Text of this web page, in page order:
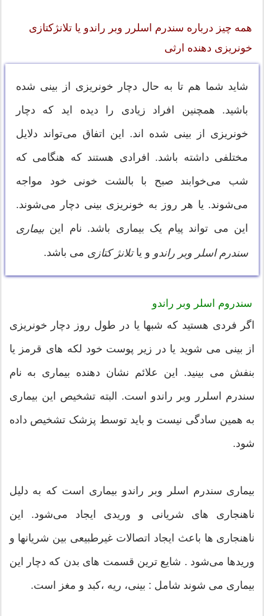
همه چیز درباره سندرم اسلرر وبر راندو یا تلانژکتازی
خونریزی دهنده ارثی
شاید شما هم تا به حال دچار خونریزی از بینی شده
باشید. همچنین افراد زیادی را دیده اید که دچار
خونریزی از بینی شده اند. این اتفاق می‌تواند دلایل
مختلفی داشته باشد. افرادی هستند که هنگامی که
شب می‌خوابند صبح با بالشت خونی خود مواجه
می‌شوند. یا هر روز به خونریزی بینی دچار می‌شوند.
این می تواند پیام یک بیماری باشد. نام اینبیماری
سندرم اسلر وبر راندو و یاتلانژ کتازی می باشد.
سندروم اسلر وبر راندو
اگر فردی هستید که شبها یا در طول روز دچار خونریزی
از بینی می شوید یا در زیر پوست خود لکه های قرمز یا
بنفش می بینید. این علائم نشان دهنده بیماری به نام
سندرم اسلرر وبر راندو است. البته تشخیص این بیماری
به همین سادگی نیست و باید توسط پزشک تشخیص داده
شود.
بیماری سندرم اسلر وبر راندو بیماری است که به دلیل
ناهنجاری های شریانی و وریدی ایجاد می‌شود. این
ناهنجاری ها باعث ایجاد اتصالات غیرطبیعی بین شریانها و
وریدها می‌شود . شایع ترین قسمت های بدن که دچار این
بیماری می شوند شامل : بینی، ریه ،کبد و مغز است.